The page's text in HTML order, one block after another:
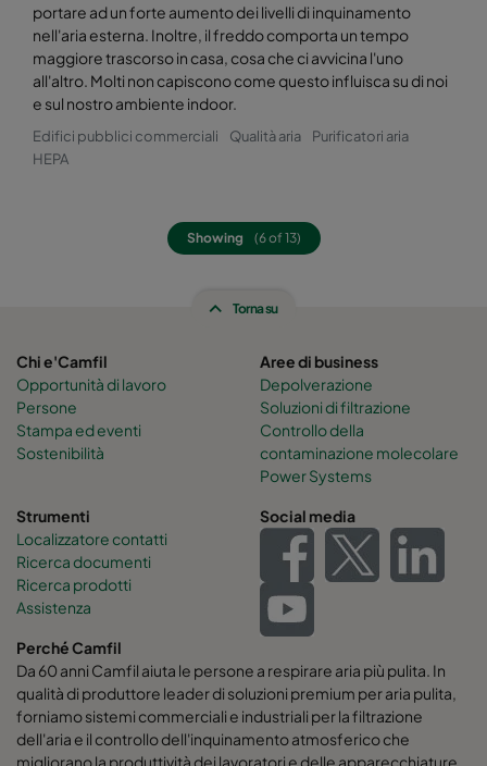
Hi-Flo 2550 :: 490x592x370-6-25 ePM2,5 50%
Hi-Flo 2550 :: 592x287x370-8-25 ePM2,5 50%
Hi-Flo 2550 :: 287x592x370-4-25 ePM2,5 50%
Hi-Flo 2550 :: 592/592/600-6-25
Hi-Flo 2550 :: 592x490x600-6-25
Hi-Flo 2550 :: 490x592x600-5-25 ePM2,5 50%
Hi-Flo 2550 :: 592x287x600-6-25 ePM2,5 50%
Hi-Flo 2550 :: 287x287x600-3-25 ePM2,5 50%
Hi-Flo 0160 :: 592x592x640-12-25
Hi-Flo 0160 :: 592x490x640-12-25 ePM1 60%
Hi-Flo 0160 :: 490x592x640-10-25 ePM1 60%
portare ad un forte aumento dei livelli di inquinamento
nell'aria esterna. Inoltre, il freddo comporta un tempo
maggiore trascorso in casa, cosa che ci avvicina l'uno
all'altro. Molti non capiscono come questo influisca su di noi
e sul nostro ambiente indoor.
Edifici pubblici commerciali Qualità aria
Purificatori aria
HEPA
Showing (6 of 13)
Torna su
Chi e'Camfil
Opportunità di lavoro
Persone
Stampa ed eventi
Sostenibilità
Aree di business
Depolverazione
Soluzioni di filtrazione
Controllo della
contaminazione molecolare
Power Systems
Strumenti
Localizzatore contatti
Ricerca documenti
Ricerca prodotti
Assistenza
Social media
Perché Camfil
Da 60 anni Camfil aiuta le persone a respirare aria più pulita. In
qualità di produttore leader di soluzioni premium per aria pulita,
forniamo sistemi commerciali e industriali per la filtrazione
dell'aria e il controllo dell'inquinamento atmosferico che
migliorano la produttività dei lavoratori e delle apparecchiature,